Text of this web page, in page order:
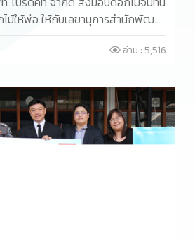
ม้ให้พ่อ ให้กับเลขานุการสำนักพัฒนา
มในพระราชพิธีถวายพระเพลิง
ทสมเด็จพระปรมินทรมหาภูมิพลอ่าน : 5,516